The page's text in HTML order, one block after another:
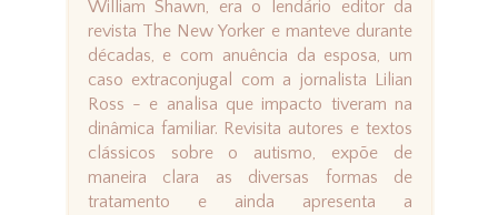
William Shawn, era o lendário editor da
revista The New Yorker e manteve durante
décadas, e com anuência da esposa, um
caso extraconjugal com a jornalista Lilian
Ross - e analisa que impacto tiveram na
dinâmica familiar. Revisita autores e textos
clássicos sobre o autismo, expõe de
maneira clara as diversas formas de
tratamento e ainda apresenta a